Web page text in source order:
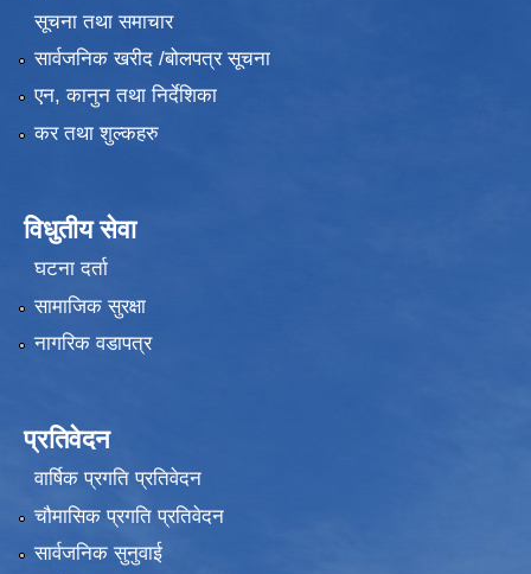
सूचना तथा समाचार
सार्वजनिक खरीद /बोलपत्र सूचना
एन, कानुन तथा निर्देशिका
कर तथा शुल्कहरु
विधुतीय सेवा
घटना दर्ता
सामाजिक सुरक्षा
नागरिक वडापत्र
प्रतिवेदन
वार्षिक प्रगति प्रतिवेदन
चौमासिक प्रगति प्रतिवेदन
सार्वजनिक सुनुवाई